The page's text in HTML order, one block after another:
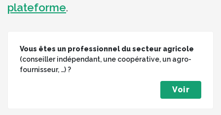
plateforme.
Vous êtes un professionnel du secteur agricole
(conseiller indépendant, une coopérative, un agro-
fournisseur, …) ?
Voir